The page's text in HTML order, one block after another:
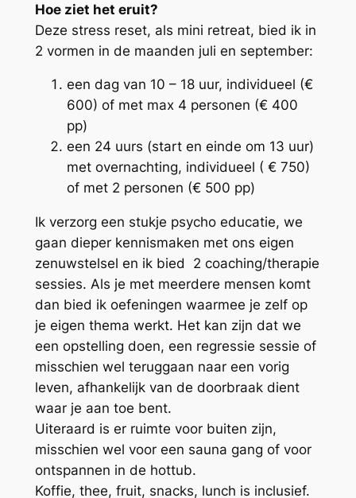
Hoe ziet het eruit?
Deze stress reset, als mini retreat, bied ik in
2 vormen in de maanden juli en september:
een dag van 10 – 18 uur, individueel (€
600) of met max 4 personen (€ 400
pp)
een 24 uurs (start en einde om 13 uur)
met overnachting, individueel ( € 750)
of met 2 personen (€ 500 pp)
Ik verzorg een stukje psycho educatie, we
gaan dieper kennismaken met ons eigen
zenuwstelsel en ik bied 2 coaching/therapie
sessies. Als je met meerdere mensen komt
dan bied ik oefeningen waarmee je zelf op
je eigen thema werkt. Het kan zijn dat we
een opstelling doen, een regressie sessie of
misschien wel teruggaan naar een vorig
leven, afhankelijk van de doorbraak dient
waar je aan toe bent.
Uiteraard is er ruimte voor buiten zijn,
misschien wel voor een sauna gang of voor
ontspannen in de hottub.
Koffie, thee, fruit, snacks, lunch is inclusief.